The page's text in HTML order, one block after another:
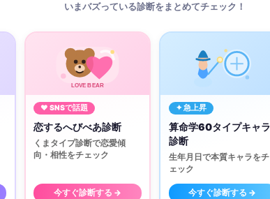
いまバズっている診断をまとめてチェック！
LOVE BEAR
♥ SNSで話題
恋するへびべあ診断
くまタイプ診断で恋愛傾
向・相性をチェック
今すぐ診断する →
✦ 急上昇
算命学60タイプキャラ
診断
生年月日で本質キャラをチ
ェック
今すぐ診断する →